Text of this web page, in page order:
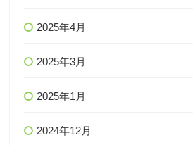
2025年4月
2025年3月
2025年1月
2024年12月